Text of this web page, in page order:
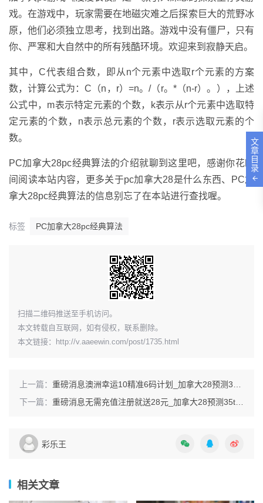
戏。在游戏中，玩家需要在地磁灾难之后探索巨大的荒野冰
原，他们必须独立思考，找到出路。游戏中没有僵尸，只有
你、严寒和大自然中的所有残酷环境。欢迎来到寂静天启。
其中，C代表组合数，即从n个元素中选取r个元素的方案
数，计算公式为：C（n，r）=n。/（r。*（n-r）。），上述
公式中，m表示特定元素的个数，k表示从r个元素中选取特
定元素的个数，n表示总元素的个数，r表示选取元素的个
数。
PC加拿大28pc经典算法的介绍就聊到这里吧，感谢你花时
间阅读本站内容，更多关于pc加拿大28是什么东西、PC加
拿大28pc经典算法的信息别忘了在本站进行查找喔。
标签 PC加拿大28pc经典算法
​扫描二维码推送至手机访问。
本文转载自互联网，如有侵权，联系删除。
本文链接： http://v.aaeewin.com/post/1735.html
上一篇： 重磅消息澳洲幸运10精准6码计划_加拿大28预测35ty1 •ME
下一篇： 重磅消息无需充值注册就送28元_加拿大28预测35ty1 •ME
彩乐王
相关文章
文
章
目
录